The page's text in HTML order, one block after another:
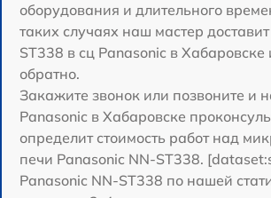
оборудования и длительного
таких случаях наш мастер
ST338 в сц Panasonic в Хабаровске
обратно.
Закажите звонок или позвоните и
Panasonic в Хабаровске
определит стоимость работ над
печи Panasonic NN-ST338.
Panasonic NN-ST338 по нашей